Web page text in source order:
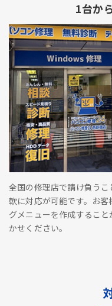
1台か
全国の修理店で請け負う
軟に対応が可能です。お
グメニューを作成するこ
かせください。